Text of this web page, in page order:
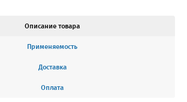
Описание товара
Применяемость
Доставка
Оплата